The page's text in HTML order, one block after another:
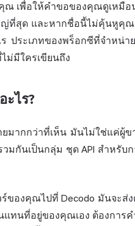
คุณ เพื่อให้คำขอของคุณดูเหมื
ญ่ที่สุด และหากชื่อนี้ไม่คุ้นหูคุ
ประเภทของพร็อกซีที่จำหน่
ม่มีใครเขียนถึง
ไร?
ากกว่าที่เห็น มันไม่ใช่แค่ผู้ข
มกันเป็นกลุ่ม ชุด API สำหรับ
องคุณไปที่ Decodo มันจะส่
ทนที่อยู่ของคุณเอง ต้องการค